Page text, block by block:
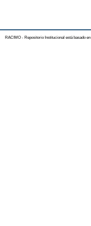
RACIMO - Repositorio Institucional está basado en